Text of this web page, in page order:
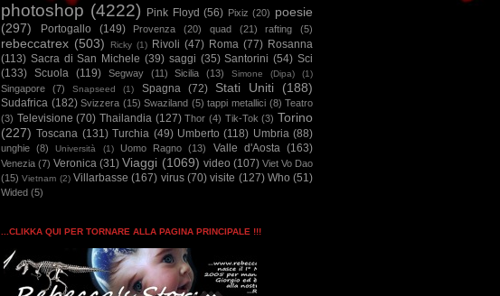
photoshop (4222) Pink Floyd (56) Pixiz (20) poesie
(297)
Portogallo (149) Provenza (20) quad (21) rafting (5)
rebeccatrex (503) Ricky (1) Rivoli (47) Roma (77) Rosanna
(113) Sacra di San Michele (39) saggi (35) Santorini (54) Sci
(133) Scuola (119) Segway (11) Sicilia (13) Simone (Dipa) (1)
Singapore (7) Snapseed (1) Spagna (72) Stati Uniti (188)
Sudafrica (182) Svizzera (15) Swaziland (5) tappi metallici (8) Teatro
(3) Televisione (70) Thailandia (127) Thor (4) Tik-Tok (3) Torino
(227) Toscana (131) Turchia (49) Umberto (118) Umbria (88)
unghie (8) Università (1) Uomo Ragno (13) Valle d'Aosta (163)
Venezia (7) Veronica (31) Viaggi (1069) video (107) Viet Vo Dao
(15) Vietnam (2) Villarbasse (167) virus (70) visite (127) Who (51)
Wided (5)
...CLIKKA QUI PER TORNARE ALLA PAGINA PRINCIPALE !!!